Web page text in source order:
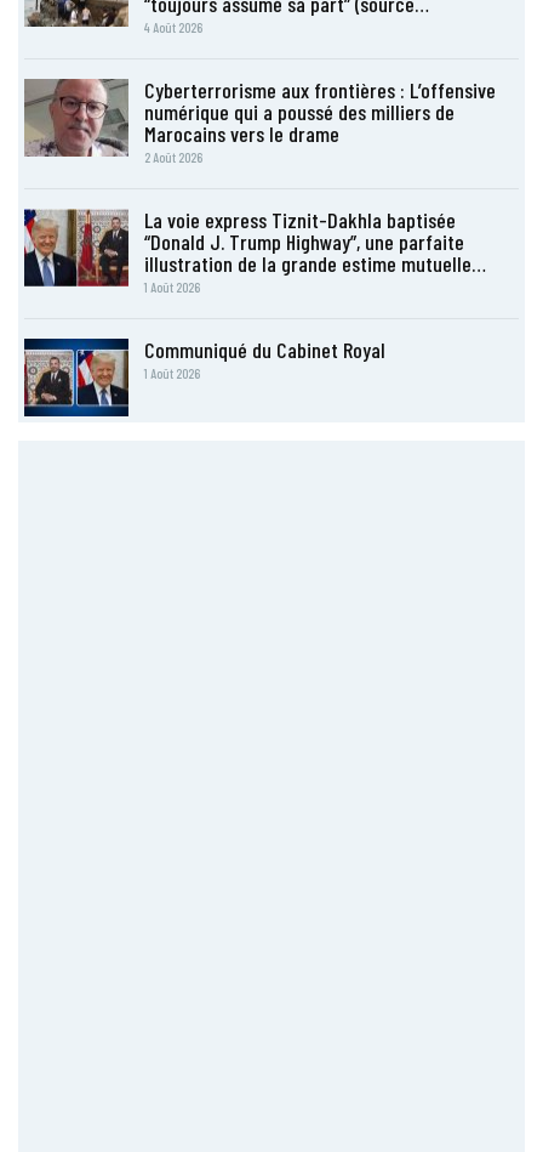
4 Août 2026
Cyberterrorisme aux frontières : L’offensive
numérique qui a poussé des milliers de
Marocains vers le drame
2 Août 2026
La voie express Tiznit-Dakhla baptisée
“Donald J. Trump Highway”, une parfaite
illustration de la grande estime mutuelle…
1 Août 2026
Communiqué du Cabinet Royal
1 Août 2026